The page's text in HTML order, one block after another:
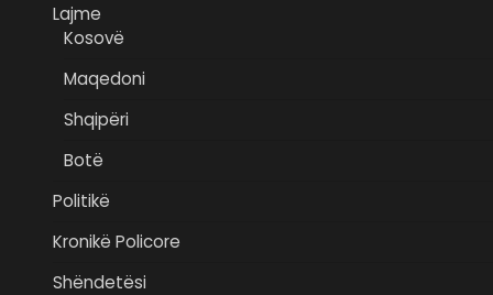
Lajme
Kosovë
Maqedoni
Shqipëri
Botë
Politikë
Kronikë Policore
Shëndetësi